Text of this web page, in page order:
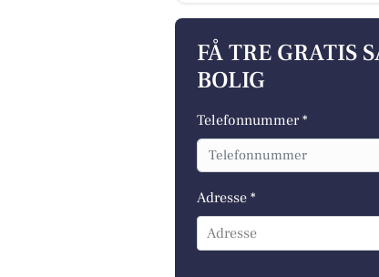
FÅ TRE GRATIS
BOLIG
Telefonnummer *
Adresse *
Adresse